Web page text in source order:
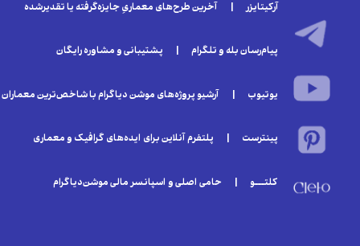
آرکیتایزر | آخرین طرح‌های معماریِ جایزه‌گرفته یا تقدیر‌شده
پیام‌رسان بله و تلگرام | پشتیبانی و مشاوره رایگان
یوتیوب | آرشیو پروژه‌های موشن دیاگرام با شاخص‌ترین معماران
پینترست | پلتفرم آنلاین برای ایده‌های گرافیک و معماری
کلتـــو | حامی اصلی و اسپانسر مالی موشن‌دیاگرام